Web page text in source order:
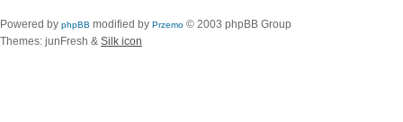
Powered by phpBB modified by Przemo © 2003 phpBB Group
Themes: junFresh & Silk icon